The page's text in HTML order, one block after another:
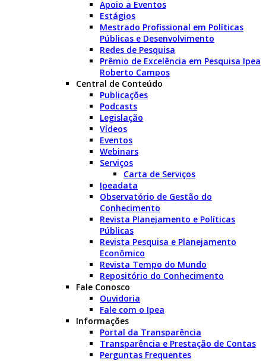
Apoio a Eventos
Estágios
Mestrado Profissional em Políticas
Públicas e Desenvolvimento
Redes de Pesquisa
Prêmio de Excelência em Pesquisa Ipea
Roberto Campos
Central de Conteúdo
Publicações
Podcasts
Legislação
Vídeos
Eventos
Webinars
Serviços
Carta de Serviços
Ipeadata
Observatório de Gestão do
Conhecimento
Revista Planejamento e Políticas
Públicas
Revista Pesquisa e Planejamento
Econômico
Revista Tempo do Mundo
Repositório do Conhecimento
Fale Conosco
Ouvidoria
Fale com o Ipea
Informações
Portal da Transparência
Transparência e Prestação de Contas
Perguntas Frequentes